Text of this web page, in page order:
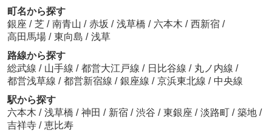
町名から探す
銀座 / 芝 / 南青山 / 赤坂 / 浅草橋 / 六本木 / 西新宿 /
高田馬場 / 東向島 / 浅草
路線から探す
総武線 / 山手線 / 都営大江戸線 / 日比谷線 / 丸ノ内線 /
都営浅草線 / 都営新宿線 / 銀座線 / 京浜東北線 / 中央線
駅から探す
六本木 / 浅草橋 / 神田 / 新宿 / 渋谷 / 東銀座 / 淡路町 / 築地 /
吉祥寺 / 恵比寿